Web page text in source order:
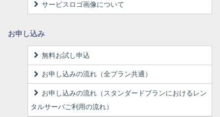
サービスロゴ画像について
お申し込み
無料お試し申込
お申し込みの流れ（全プラン共通）
お申し込みの流れ（スタンダードプランにおけるレン
タルサーバご利用の流れ）